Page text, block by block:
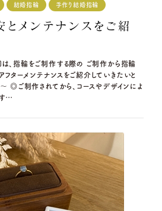
結婚指輪 手作り結婚指輪
メンテナンスをご紹
、指輪をご制作する際の ご制作から指輪
ターメンテナンスをご紹介していきたいと
◎ご制作されてから、コースやデザインによ
…